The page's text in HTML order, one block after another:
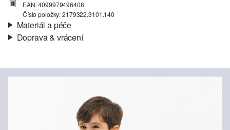
EAN: 4099979496408
Číslo položky: 2179322.3101.140
Materiál a péče
Materiál: Bavlna
Doprava & vrácení
Vaše objednávka bude odeslána do 4-8 pracovních dnů
standardní doručení jsou 119,00 Kč .